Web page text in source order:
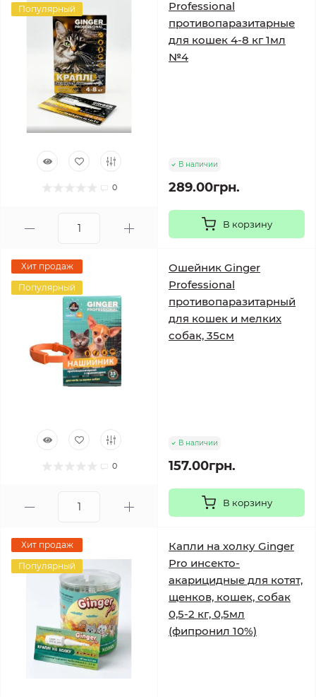
Популярный
0
Professional
противопаразитарные
для кошек 4-8 кг 1мл
№4
В наличии
289.00грн.
В корзину
Хит продаж
Популярный
0
Ошейник Ginger
Professional
противопаразитарный
для кошек и мелких
собак, 35см
В наличии
157.00грн.
В корзину
Хит продаж
Популярный
Капли на холку Ginger
Pro инсекто-
акарицидные для котят,
щенков, кошек, собак
0,5-2 кг, 0,5мл
(фипронил 10%)